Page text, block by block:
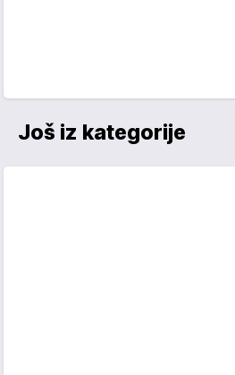
Još iz kategorije